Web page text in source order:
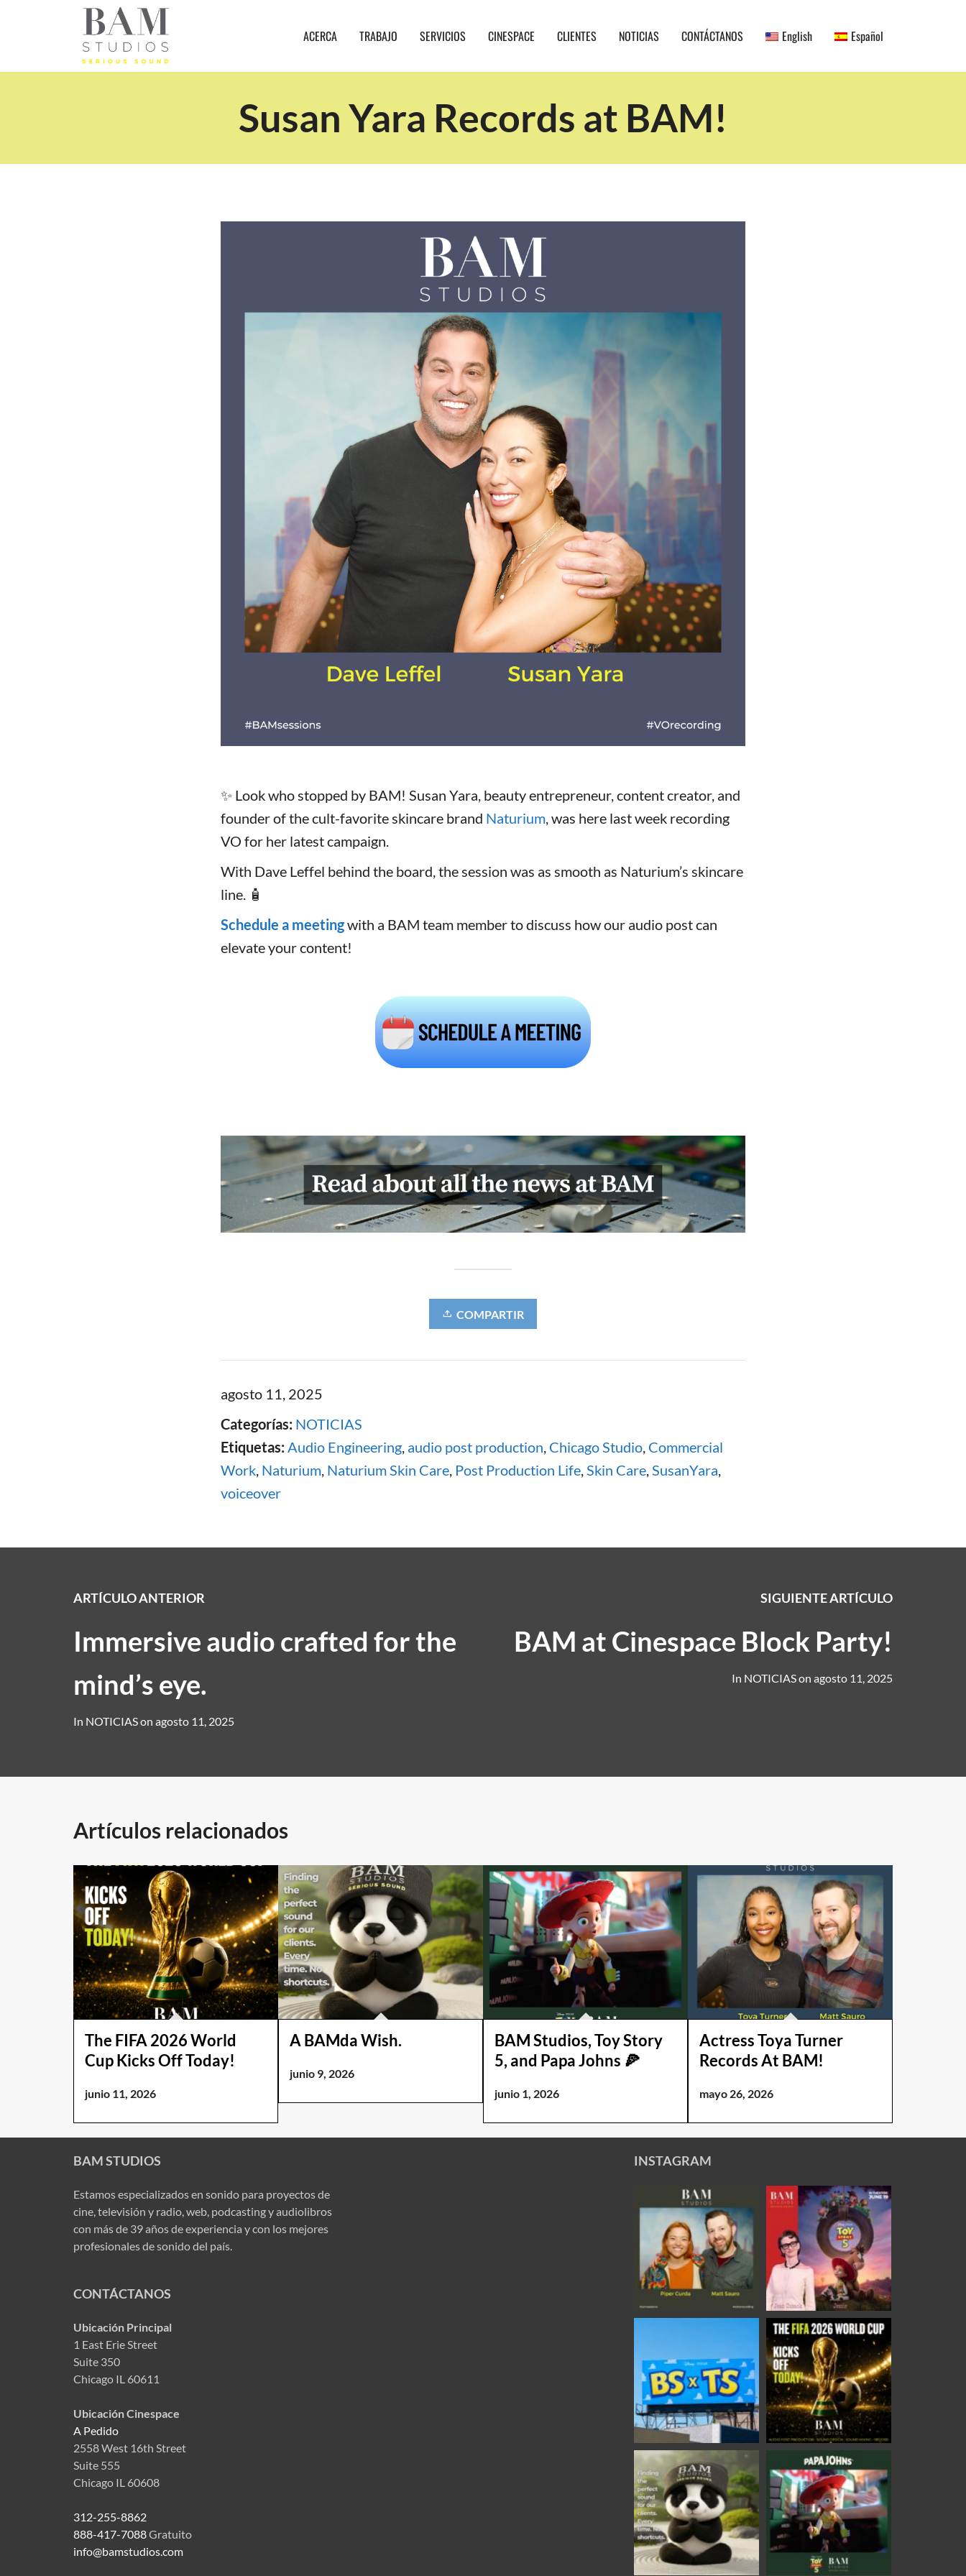
ACERCA TRABAJO SERVICIOS CINESPACE CLIENTES NOTICIAS CONTÁCTANOS English Español
Susan Yara Records at BAM!
✨ Look who stopped by BAM! Susan Yara, beauty entrepreneur, content creator, and
founder of the cult-favorite skincare brand Naturium, was here last week recording
VO for her latest campaign.
With Dave Leffel behind the board, the session was as smooth as Naturium’s skincare
line. 🧴
Schedule a meetingwith a BAM team member to discuss how our audio post can
elevate your content!
COMPARTIR
agosto 11, 2025
Categorías: NOTICIAS
Etiquetas: Audio Engineering, audio post production, Chicago Studio, Commercial
Work, Naturium, Naturium Skin Care, Post Production Life,Skin Care,SusanYara,
voiceover
SIGUIENTE ARTÍCULO
BAM at Cinespace Block Party!
In NOTICIASon agosto 11, 2025
ARTÍCULO ANTERIOR
Immersive audio crafted for the
mind’s eye.
In NOTICIASon agosto 11, 2025
Artículos relacionados
The FIFA 2026 World
Cup Kicks Off Today!
junio 11, 2026
A BAMda Wish.
junio 9, 2026
BAM Studios, Toy Story
5, and Papa Johns 🍕
junio 1, 2026
Actress Toya Turner
Records At BAM!
mayo 26, 2026
BAM STUDIOS
Estamos especializados en sonido para proyectos de
cine, televisión y radio, web, podcasting y audiolibros
con más de 39 años de experiencia y con los mejores
profesionales de sonido del país.
CONTÁCTANOS
Ubicación Principal
1 East Erie Street
Suite 350
Chicago IL 60611
Ubicación Cinespace
A Pedido
2558 West 16th Street
Suite 555
Chicago IL 60608
312-255-8862
888-417-7088Gratuito
info@bamstudios.com
INSTAGRAM